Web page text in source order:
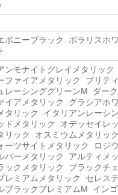
ボニーブラック ポラリスホ
ト
ンモナイトグレイメタリッ
ファイアメタリック ブリテ
レーシンググリーンM ダー
イアメタリック グラシアホ
タリック イタリアンレーシ
ドメタリック オデッセイレ
リック オスミウムメタリッ
ーツサイトメタリック ロジ
バーメタリック アルティメ
ックメタリック ブラックチ
レミアムメタリック セレス
ブラックプレミアムM イン